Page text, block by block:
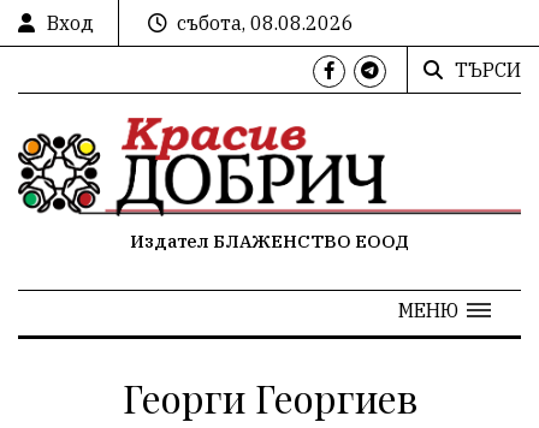
Вход
събота, 08.08.2026
ТЪРСИ
Издател БЛАЖЕНСТВО ЕООД
МЕНЮ
Георги Георгиев